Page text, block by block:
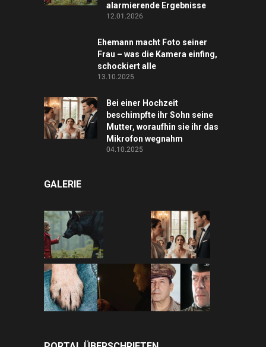
alarmierende Ergebnisse
12.01.2026
Ehemann macht Foto seiner
Frau – was die Kamera einfing,
schockiert alle
13.10.2025
Bei einer Hochzeit
beschimpfte ihr Sohn seine
Mutter, woraufhin sie ihr das
Mikrofon wegnahm
04.10.2025
GALERIE